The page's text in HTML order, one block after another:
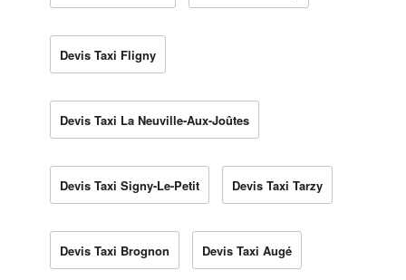
Devis Taxi Fligny
Devis Taxi La Neuville-Aux-Joûtes
Devis Taxi Signy-Le-Petit Devis Taxi Tarzy
Devis Taxi Brognon Devis Taxi Augé